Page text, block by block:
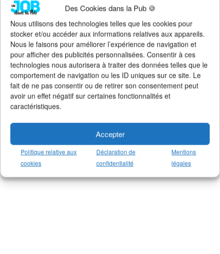
Des Cookies dans la Pub 🍪
Nous utilisons des technologies telles que les cookies pour
stocker et/ou accéder aux informations relatives aux appareils.
Nous le faisons pour améliorer l’expérience de navigation et
pour afficher des publicités personnalisées. Consentir à ces
technologies nous autorisera à traiter des données telles que le
comportement de navigation ou les ID uniques sur ce site. Le
fait de ne pas consentir ou de retirer son consentement peut
avoir un effet négatif sur certaines fonctionnalités et
caractéristiques.
Accepter
Politique relative aux
cookies
Déclaration de
confidentialité
Mentions
légales
Faites un don !
Pour qu'Un Job dans la Pubcontinue d'exister, de s'améliorer et
de rester 100% gratuit + illimité,soutenez le site via Tipeee
Suivez l'actualité de l'emploi dans la
communication sur :
>Notre groupe LinkedIn(+14K membres)
Notre (nouvelle) page LinkedIn(+4K followers)
Notre page Facebook
Notre newsletter emploi
>Notre compte Twitter(+5K followers)